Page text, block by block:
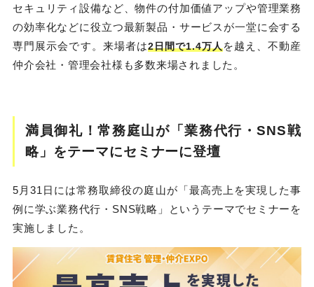
セキュリティ設備など、物件の付加価値アップや管理業務
の効率化などに役立つ最新製品・サービスが一堂に会する
専門展示会です。来場者は2日間で1.4万人を越え、不動産
仲介会社・管理会社様も多数来場されました。
満員御礼！常務庭山が「業務代行・SNS戦
略」をテーマにセミナーに登壇
5月31日には常務取締役の庭山が「最高売上を実現した事
例に学ぶ業務代行・SNS戦略」というテーマでセミナーを
実施しました。